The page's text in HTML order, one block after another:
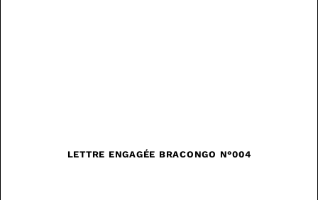
LETTRE ENGAGÉE BRACONGO N°004